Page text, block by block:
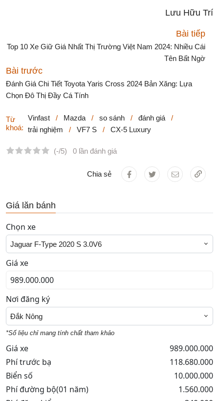
Lưu Hữu Trí
Bài tiếp
Top 10 Xe Giữ Giá Nhất Thị Trường Việt Nam 2024: Nhiều Cái
Tên Bất Ngờ
Bài trước
Đánh Giá Chi Tiết Toyota Yaris Cross 2024 Bản Xăng: Lựa
Chọn Đô Thị Đầy Cá Tính
Từ
khoá:
Vinfast / Mazda / so sánh / đánh giá
/
trải nghiệm
/ VF7 S / CX-5 Luxury
(-/5) 0 lần đánh giá
Chia sẻ
Giá lăn bánh
Chọn xe
Jaguar F-Type 2020 S 3.0V6
Giá xe
Nơi đăng ký
Đắk Nông
*Số liệu chỉ mang tính chất tham khảo
Giá xe
989.000.000
Phí trước bạ
118.680.000
Biển số
10.000.000
Phí đường bộ(01 năm)
1.560.000